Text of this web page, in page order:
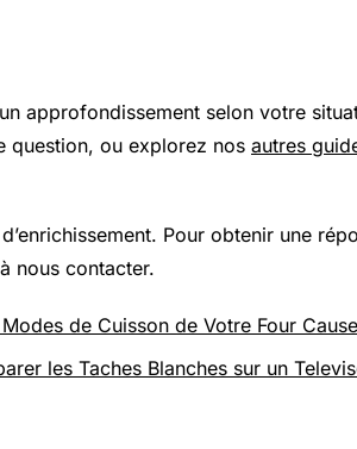
approfondissement selon votre
question, ou explorez nos autres
Pour obtenir une
nous contacter.
de Cuisson de Votre Four
les Taches Blanches sur un